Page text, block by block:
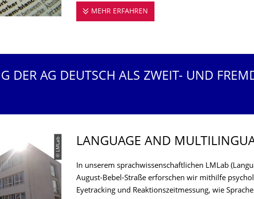
MEHR ERFAHREN
DER AG DEUTSCH ALS ZWEIT- UND
© LMLab LANGUAGE AND
In unserem sprachwissenschaftlichen LMLab
August-Bebel-Straße erforschen wir mithilfe
Eyetracking und Reaktionszeitmessung, wie